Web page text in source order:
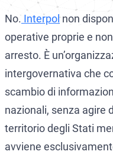
No. Interpolnon
operative proprie e
arresto. È
intergovernativa che
scambio di
nazionali, senza agire
territorio degli Stati
avviene